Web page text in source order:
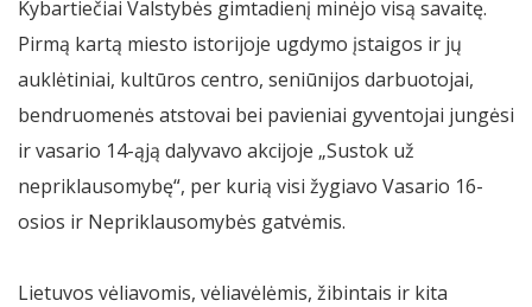
Kybartiečiai Valstybės gimtadienį minėjo visą savaitę.
Pirmą kartą miesto istorijoje ugdymo įstaigos ir jų
auklėtiniai, kultūros centro, seniūnijos darbuotojai,
bendruomenės atstovai bei pavieniai gyventojai jungėsi
ir vasario 14-ąją dalyvavo akcijoje „Sustok už
nepriklausomybę“, per kurią visi žygiavo Vasario 16-
osios ir Nepriklausomybės gatvėmis.
Lietuvos vėliavomis, vėliavėlėmis, žibintais ir kita